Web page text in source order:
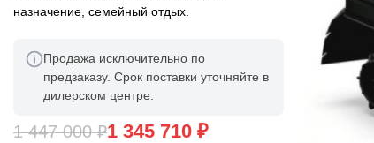
назначение, семейный отдых.
Продажа исключительно по
предзаказу. Срок поставки уточняйте в
дилерском центре.
1 447 000₽1 345 710 ₽